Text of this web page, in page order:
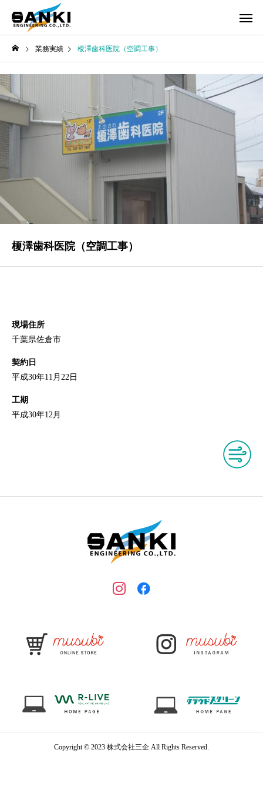
業務実績 榎澤歯科医院（空調工事）
榎澤歯科医院（空調工事）
現場住所
千葉県佐倉市
契約日
平成30年11月22日
工期
平成30年12月
Copyright © 2023 株式会社三企 All Rights Reserved.